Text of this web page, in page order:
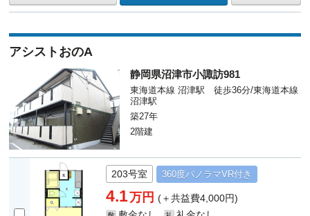
アシストおのA
静岡県沼津市小諏訪981
東海道本線 沼津駅 徒歩36分/東海道本線
沼津駅
築27年
2階建
203号室 360度パノラマVR付き
4.1万円(＋共益費4,000円)